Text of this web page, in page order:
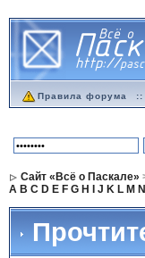
Правила форума ::
Сайт «Всё о Паскале»
A B C D E F G H J K L M N